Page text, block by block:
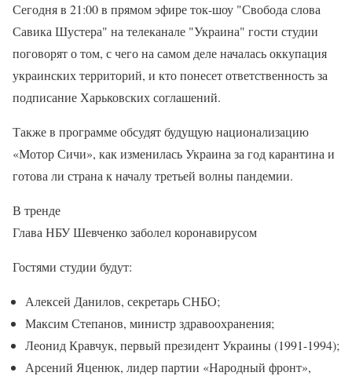
Сегодня в 21:00 в прямом эфире ток-шоу "Свобода слова
Савика Шустера" на телеканале "Украина" гости студии
поговорят о том, с чего на самом деле началась оккупация
украинских территорий, и кто понесет ответственность за
подписание Харьковских соглашений.
Также в программе обсудят будущую национализацию
«Мотор Сичи», как изменилась Украина за год карантина и
готова ли страна к началу третьей волны пандемии.
В тренде
Глава НБУ Шевченко заболел коронавирусом
Гостями студии будут:
Алексей Данилов, секретарь СНБО;
Максим Степанов, министр здравоохранения;
Леонид Кравчук, первый президент Украины (1991-1994);
Арсений Яценюк, лидер партии «Народный фронт»,